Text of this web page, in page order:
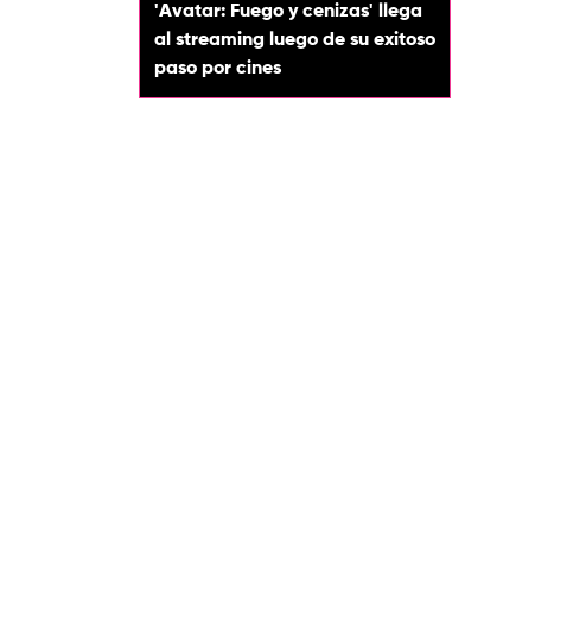
'Avatar: Fuego y cenizas' llega
al streaming luego de su exitoso
paso por cines